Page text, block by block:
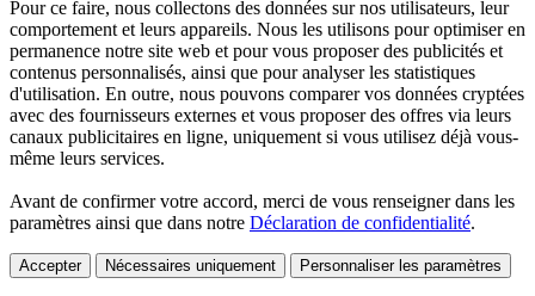
Pour ce faire, nous collectons des données sur nos utilisateurs, leur
comportement et leurs appareils. Nous les utilisons pour optimiser en
permanence notre site web et pour vous proposer des publicités et
contenus personnalisés, ainsi que pour analyser les statistiques
d'utilisation. En outre, nous pouvons comparer vos données cryptées
avec des fournisseurs externes et vous proposer des offres via leurs
canaux publicitaires en ligne, uniquement si vous utilisez déjà vous-
même leurs services.
Avant de confirmer votre accord, merci de vous renseigner dans les
paramètres ainsi que dans notre Déclaration de confidentialité.
Accepter Nécessaires uniquement Personnaliser les paramètres